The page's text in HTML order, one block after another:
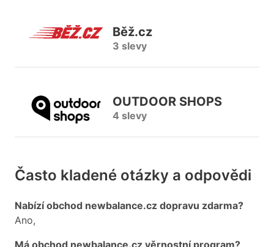
Běž.cz
3 slevy
OUTDOOR SHOPS
4 slevy
Často kladené otázky a odpovědi
Nabízí obchod newbalance.cz dopravu zdarma?
Ano,
Má obchod newbalance.cz věrnostní program?